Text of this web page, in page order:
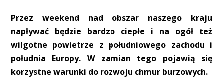
Przez weekend nad obszar naszego kraju
napływać będzie bardzo ciepłe i na ogół też
wilgotne powietrze z południowego zachodu i
południa Europy. W zamian tego pojawią się
korzystne warunki do rozwoju chmur burzowych.